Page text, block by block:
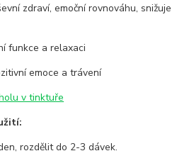
zdraví, emoční rovnováhu, snižuje
funkce a relaxaci
emoce a trávení
v tinktuře
rozdělit do 2-3 dávek.